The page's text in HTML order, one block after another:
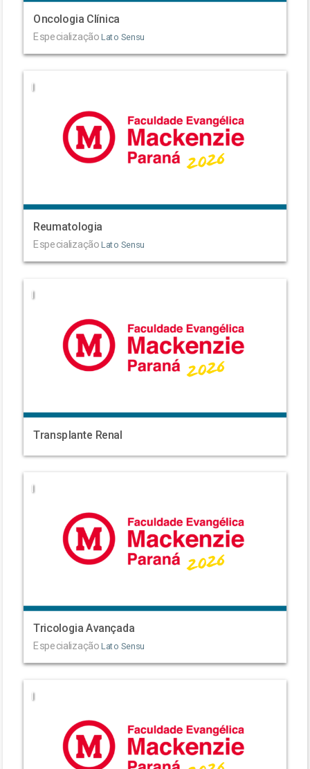
Oncologia Clínica
Especialização Lato Sensu
|
Reumatologia
Especialização Lato Sensu
|
Transplante Renal
|
Tricologia Avançada
Especialização Lato Sensu
|